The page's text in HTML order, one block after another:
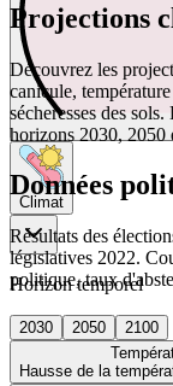
Climat
Horizon temporel
2030 2050
2100
Hausse de la
Projections
Découvrez les
canicule,
sécheresses des
horizons 2030, 2050
Données
Résultats des
législatives 2022.
politique, taux